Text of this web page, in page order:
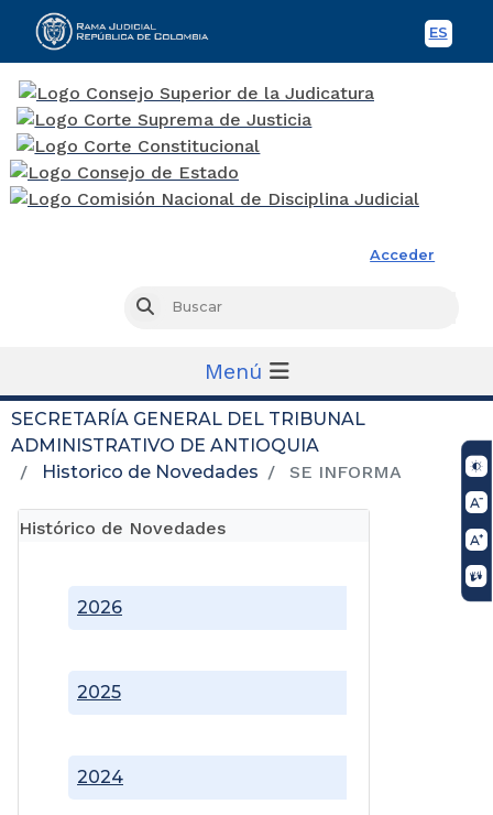
ES
Acceder
Buscar
Menú
SECRETARÍA GENERAL DEL TRIBUNAL
ADMINISTRATIVO DE ANTIOQUIA
Historico de Novedades
SE INFORMA
Histórico de Novedades
2024
2025
2026